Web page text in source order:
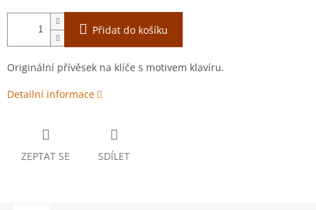
Přidat do košíku
Originální přívěsek na klíče s motivem klavíru.
Detailní informace
ZEPTAT SE SDÍLET